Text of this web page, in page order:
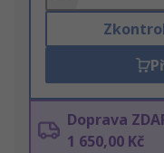
Doprava
1 650,00 Kč